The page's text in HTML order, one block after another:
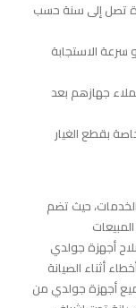
تصل إلى سنة حسب
سرعة الاستجابة
جهازهم بعد
بقطع الغيار
حيث تضم
أجهزة جولدي
أثناء الصيانة
أجهزة جولدي من